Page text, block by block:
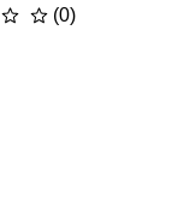
☆ ☆ (0)